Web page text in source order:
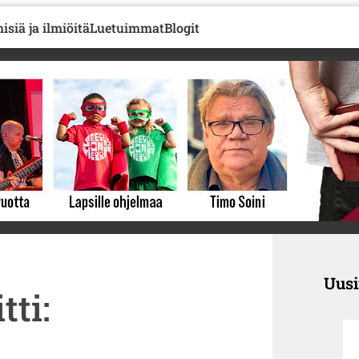
ja ilmiöitäLuetuimmatBlogit